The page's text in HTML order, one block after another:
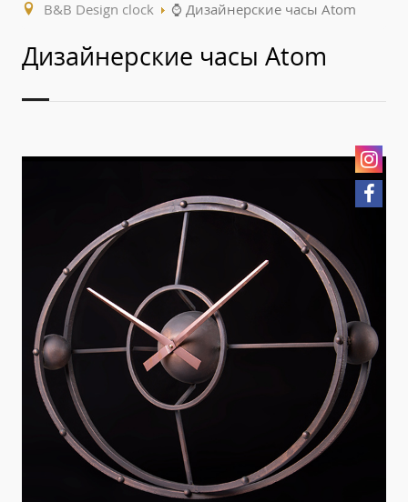
B&B Design clock ⌚ Дизайнерские часы Atom
Дизайнерские часы Atom